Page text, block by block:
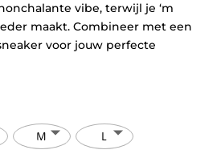
vibe, terwijl je ‘m
maakt. Combineer met een
voor jouw perfecte
M
L